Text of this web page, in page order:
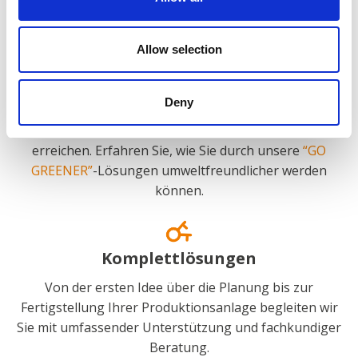
Allow selection
Deny
Energieeffizienz
Energieverbrauch optimieren, CO2-Emissionen
reduzieren und eine nachhaltigere Energieversorgung
erreichen. Erfahren Sie, wie Sie durch unsere “GO
GREENER”-Lösungen umweltfreundlicher werden
können.
Komplettlösungen
Von der ersten Idee über die Planung bis zur
Fertigstellung Ihrer Produktionsanlage begleiten wir
Sie mit umfassender Unterstützung und fachkundiger
Beratung.